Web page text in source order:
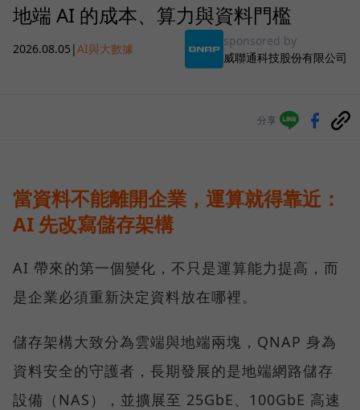
地端 AI 的成本、算力與資料門檻
2026.08.05 |AI與大數據
sponsored by
威聯通科技股份有限公司
分享
當資料不能離開企業，運算就得靠近：
AI 先改寫儲存架構
AI 帶來的第一個變化，不只是運算能力提高，而
是企業必須重新決定資料放在哪裡。
儲存架構大致分為雲端與地端兩塊，QNAP 身為
資料安全的守護者，長期發展的是地端網路儲存
設備（NAS），並擴展至 25GbE、100GbE 高速